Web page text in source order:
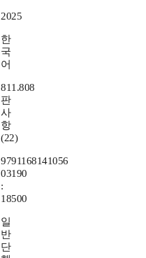
2025
한
국
어
811.808
판
사
항
(22)
9791168141056
03190
:
18500
일
반
단